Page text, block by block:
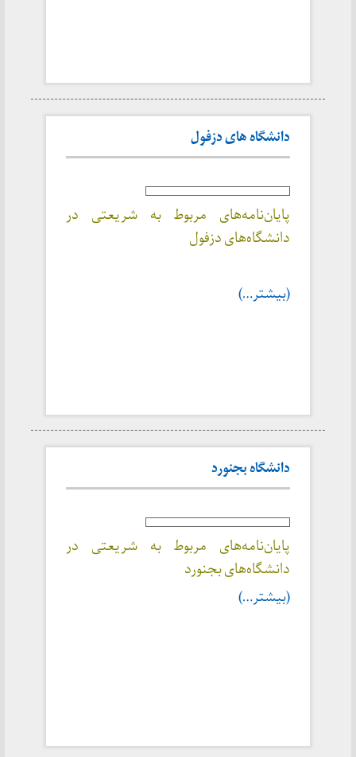
دانشگاه های دزفول
پایان‌نامه‌های مربوط به شریعتی در
دانشگاه‌های دزفول
(بیشتر…)
دانشگاه بجنورد
پایان‌نامه‌های مربوط به شریعتی در
دانشگاه‌های بجنورد
(بیشتر…)